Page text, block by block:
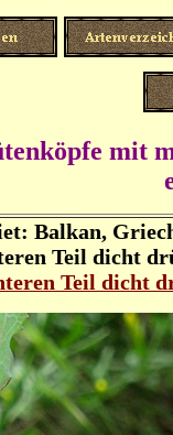
mit
Balkan,
Teil dicht
Teil dicht